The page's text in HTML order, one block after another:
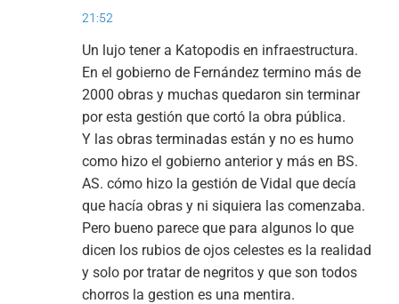
21:52
Un lujo tener a Katopodis en infraestructura.
En el gobierno de Fernández termino más de
2000 obras y muchas quedaron sin terminar
por esta gestión que cortó la obra pública.
Y las obras terminadas están y no es humo
como hizo el gobierno anterior y más en BS.
AS. cómo hizo la gestión de Vidal que decía
que hacía obras y ni siquiera las comenzaba.
Pero bueno parece que para algunos lo que
dicen los rubios de ojos celestes es la realidad
y solo por tratar de negritos y que son todos
chorros la gestion es una mentira.